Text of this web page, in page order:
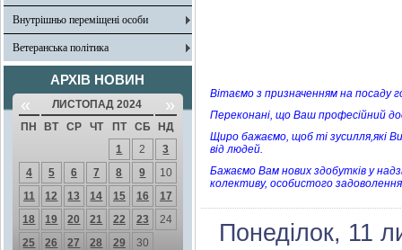
Внутрішньо переміщені особи
Ветеранська політика
АРХІВ НОВИН
« ЛИСТОПАД 2024 »
ПН ВТ СР ЧТ ПТ СБ
НД
1
2
3
4
5 6 7 8 9
10
11
12 13 14 15 16
17
18
19 20 21 22 23
24
25
26 27 28 29 30
Вітаємо з призначенням на посаду
Переконані, що Ваш професійний
Щиро бажаємо, щоб ті зусилля,які
від людей.
Бажаємо Вам нових здобутків у
колективу, особистого
Понеділок, 11